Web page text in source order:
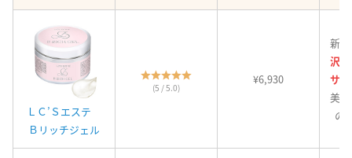
ＬＣ’Ｓエステ
Ｂリッチジェル
(5 / 5.0)
¥6,930
新
沢
サ
美
の